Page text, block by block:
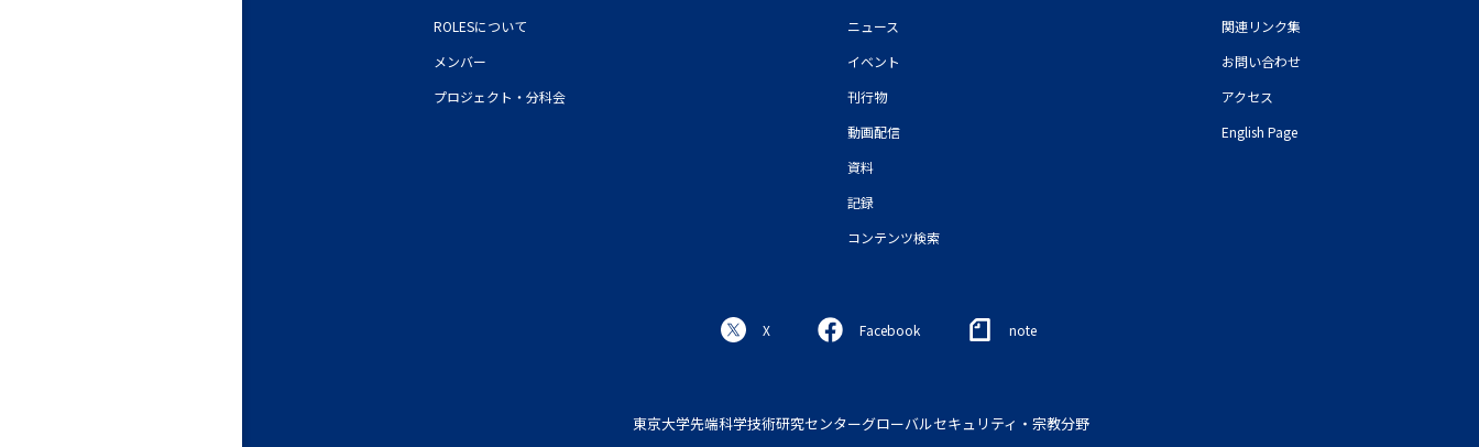
ROLESについて
メンバー
プロジェクト・分科会
ニュース
イベント
刊行物
動画配信
資料
記録
コンテンツ検索
関連リンク集
お問い合わせ
アクセス
English Page
X Facebook note
東京大学先端科学技術研究センターグローバルセキュリティ・宗教分野